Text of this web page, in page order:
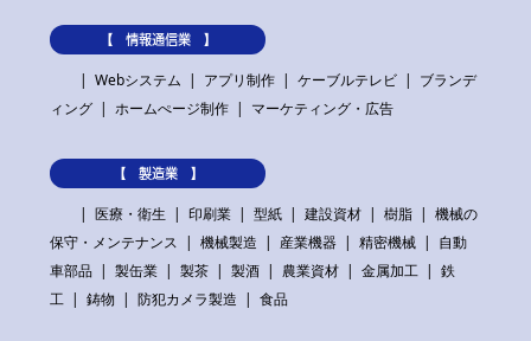
【 情報通信業 】
Webシステム
アプリ制作 ケーブルテレビ
ブランデ
ィング
ホームぺージ制作 マーケティング・広告
【 製造業 】
医療・衛生
印刷業 型紙 建設資材 樹脂
機械の
保守・メンテナンス
機械製造 産業機器 精密機械
自動
車部品
製缶業 製茶 製酒 農業資材 金属加工
鉄
工
鋳物 防犯カメラ製造 食品